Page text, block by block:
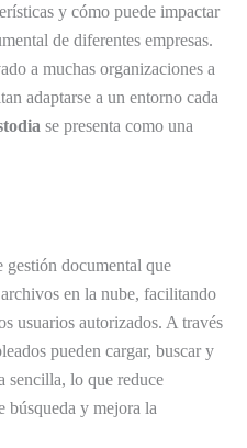
y cómo puede impactar
de diferentes empresas.
a muchas organizaciones a
adaptarse a un entorno cada
se presenta como una
gestión documental que
en la nube, facilitando
usuarios autorizados. A través
pueden cargar, buscar y
sencilla, lo que reduce
búsqueda y mejora la